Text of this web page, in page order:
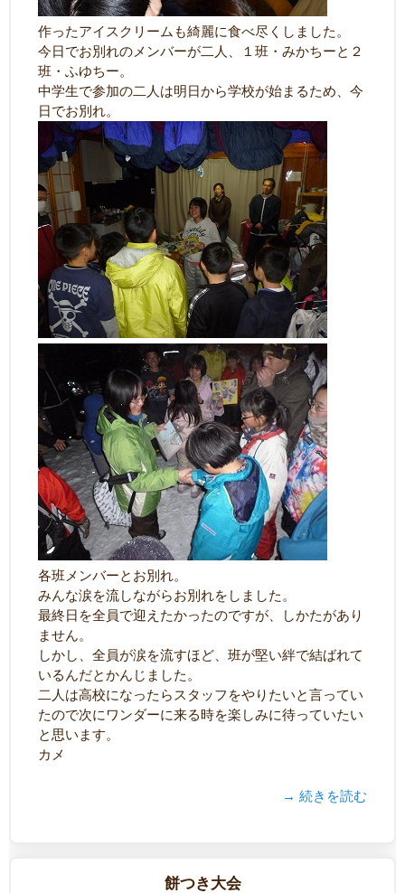
作ったアイスクリームも綺麗に食べ尽くしました。
今日でお別れのメンバーが二人、１班・みかちーと２
班・ふゆちー。
中学生で参加の二人は明日から学校が始まるため、今
日でお別れ。
各班メンバーとお別れ。
みんな涙を流しながらお別れをしました。
最終日を全員で迎えたかったのですが、しかたがあり
ません。
しかし、全員が涙を流すほど、班が堅い絆で結ばれて
いるんだとかんじました。
二人は高校になったらスタッフをやりたいと言ってい
たので次にワンダーに来る時を楽しみに待っていたい
と思います。
カメ
→ 続きを読む
餅つき大会